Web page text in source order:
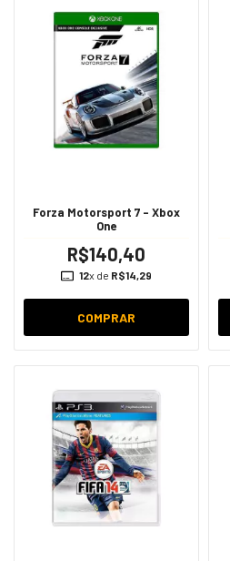
Forza Motorsport 7 - Xbox
One
R$140,40
12x de R$14,29
COMPRAR